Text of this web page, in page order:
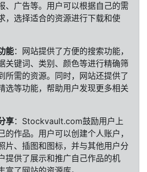
、广告等。用户可以根据自己的需
，选择适合的资源进行下载和使
能：网站提供了方便的搜索功能，
关键词、类别、颜色等进行精确筛
所需的资源。同时，网站还提供了
选等功能，帮助用户发现更多相关
享：Stockvault.com鼓励用户上
的作品。用户可以创建个人账户，
片、插图和图标，并与其他用户分
提供了展示和推广自己作品的机